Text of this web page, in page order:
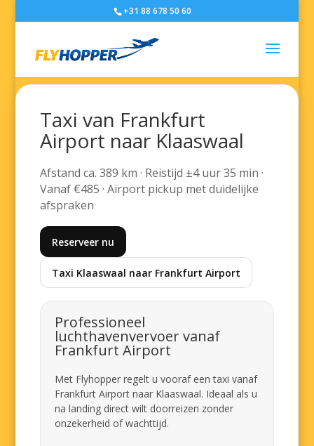
+31 88 678 50 60
Taxi van Frankfurt
Airport naar Klaaswaal
Afstand ca. 389 km · Reistijd ±4 uur 35 min ·
Vanaf €485 · Airport pickup met duidelijke
afspraken
Reserveer nu
Taxi Klaaswaal naar Frankfurt Airport
Professioneel
luchthavenvervoer vanaf
Frankfurt Airport
Met Flyhopper regelt u vooraf een taxi vanaf
Frankfurt Airport naar Klaaswaal. Ideaal als u
na landing direct wilt doorreizen zonder
onzekerheid of wachttijd.